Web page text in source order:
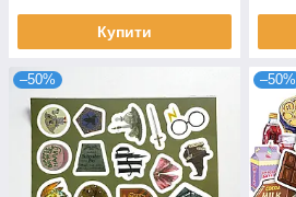
Купити
–50% –50%